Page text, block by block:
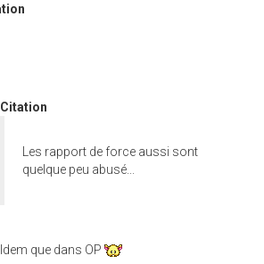
Citation
Les rapport de force aussi sont
quelque peu abusé...
Idem que dans OP